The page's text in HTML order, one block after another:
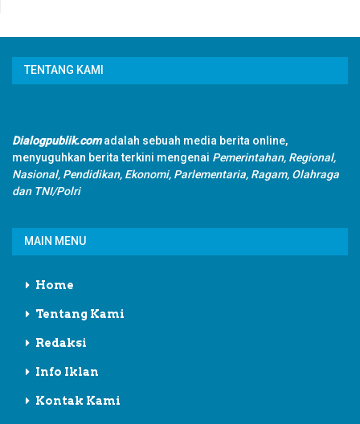
TENTANG KAMI
Dialogpublik.comadalah sebuah media berita online,
menyuguhkan berita terkini mengenai Pemerintahan, Regional,
Nasional, Pendidikan, Ekonomi, Parlementaria, Ragam, Olahraga
dan TNI/Polri
MAIN MENU
Home
Tentang Kami
Redaksi
Info Iklan
Kontak Kami